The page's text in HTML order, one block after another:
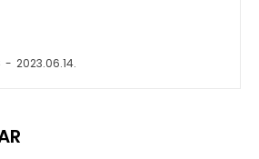
- 2023.06.14.